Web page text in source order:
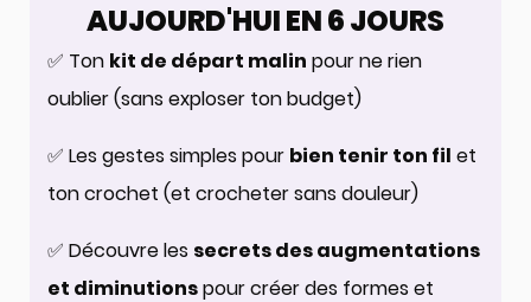
AUJOURD'HUI EN 6 JOURS
✅ Ton kit de départ malin pour ne rien
oublier (sans exploser ton budget)
✅ Les gestes simples pour bien tenir ton fil et
ton crochet (et crocheter sans douleur)
✅ Découvre les secrets des augmentations
et diminutionspour créer des formes et